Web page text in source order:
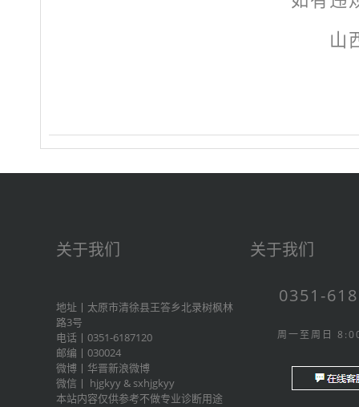
山
关于我们
地址丨太原市清徐县王答乡北录树枫林
路3号
电话丨0351-6187120
邮编丨030024
微博丨 华晋新浪微博
微信丨 hjgkyy & sxhjgkyy
本站内容仅供参考不做专业诊断用途
关于我们
0351-
周一至周日